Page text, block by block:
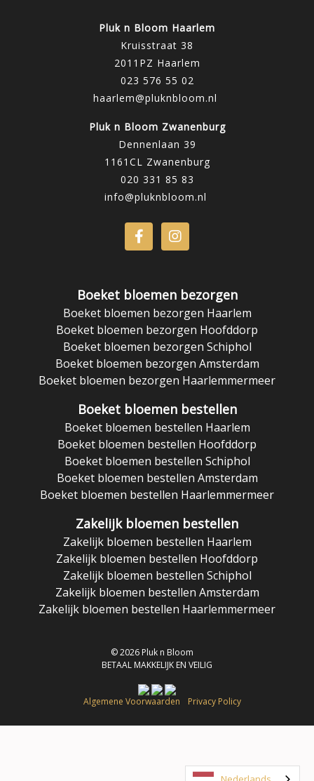
Pluk n Bloom Haarlem
Kruisstraat 38
2011PZ Haarlem
023 576 55 02
haarlem@pluknbloom.nl
Pluk n Bloom Zwanenburg
Dennenlaan 39
1161CL Zwanenburg
020 331 85 83
info@pluknbloom.nl
Boeket bloemen bezorgen
Boeket bloemen bezorgen Haarlem
Boeket bloemen bezorgen Hoofddorp
Boeket bloemen bezorgen Schiphol
Boeket bloemen bezorgen Amsterdam
Boeket bloemen bezorgen Haarlemmermeer
Boeket bloemen bestellen
Boeket bloemen bestellen Haarlem
Boeket bloemen bestellen Hoofddorp
Boeket bloemen bestellen Schiphol
Boeket bloemen bestellen Amsterdam
Boeket bloemen bestellen Haarlemmermeer
Zakelijk bloemen bestellen
Zakelijk bloemen bestellen Haarlem
Zakelijk bloemen bestellen Hoofddorp
Zakelijk bloemen bestellen Schiphol
Zakelijk bloemen bestellen Amsterdam
Zakelijk bloemen bestellen Haarlemmermeer
© 2026 Pluk n Bloom
BETAAL MAKKELIJK EN VEILIG
Algemene Voorwaarden Privacy Policy